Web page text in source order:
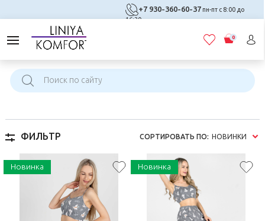
+7 930-360-60-37 пн-пт с 8:00 до
16:30
0
ФИЛЬТР СОРТИРОВАТЬ ПО: НОВИНКИ
Новинка Новинка